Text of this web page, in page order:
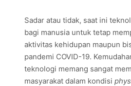
Sadar atau tidak, saat ini
bagi manusia untuk tetap
aktivitas kehidupan maupun
pandemi COVID-19.
teknologi memang sangat
masyarakat dalam kondisi